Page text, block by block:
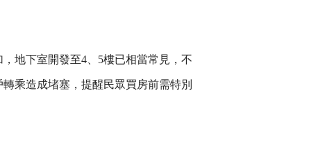
地下室開發至4、5樓已相當常見，不
乘造成堵塞，提醒民眾買房前需特別